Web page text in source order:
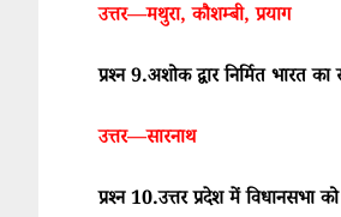
उत्तर—मथुरा, कौशम्बी, प्रयाग
प्रश्न 9.अशोक द्वार निर्मित भारत
उत्तर—सारनाथ
प्रश्न 10.उत्तर प्रदेश में